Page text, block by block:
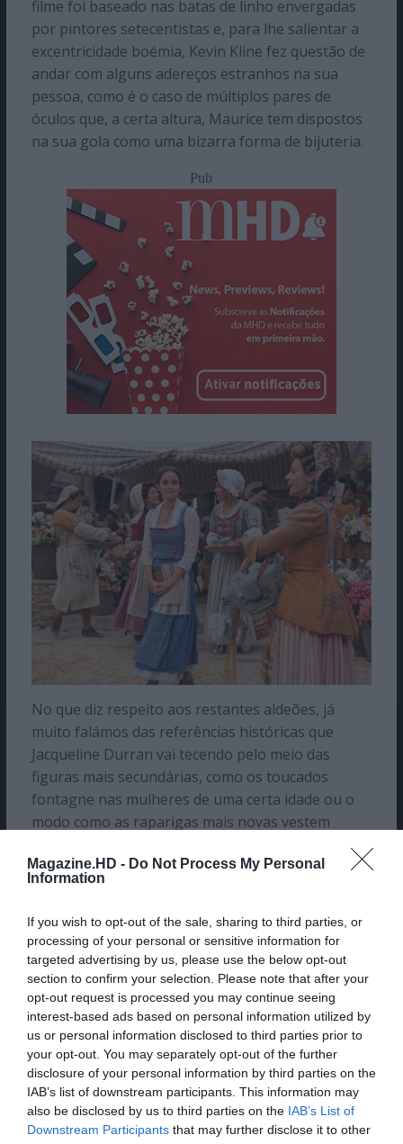
Magazine.HD - Do Not Process My Personal
Information
If you wish to opt-out of the sale, sharing to third parties, or
processing of your personal or sensitive information for
targeted advertising by us, please use the below opt-out
section to confirm your selection. Please note that after your
opt-out request is processed you may continue seeing
interest-based ads based on personal information utilized by
us or personal information disclosed to third parties prior to
your opt-out. You may separately opt-out of the further
disclosure of your personal information by third parties on the
IAB’s list of downstream participants. This information may
also be disclosed by us to third parties on the IAB’s List of
Downstream Participants that may further disclose it to other
filme foi baseado nas batas de linho envergadas
por pintores setecentistas e, para lhe salientar a
excentricidade boémia, Kevin Kline fez questão de
andar com alguns adereços estranhos na sua
pessoa, como é o caso de múltiplos pares de
óculos que, a certa altura, Maurice tem dispostos
na sua gola como uma bizarra forma de bijuteria.
Pub
No que diz respeito aos restantes aldeões, já
muito falámos das referências históricas que
Jacqueline Durran vai tecendo pelo meio das
figuras mais secundárias, como os toucados
fontagne nas mulheres de uma certa idade ou o
modo como as raparigas mais novas vestem
estilos mais apropriados para a segunda metade
do século XVIII como modo de distinguir as
gerações. Contudo, existem ainda duas
refere-se ao modo como o casting do filme fez
questão de incluir diversidade racial neste conto-
de-fadas híper popular e de como Durran fez
escolhas cromáticas apropriadas que tornam a
população numa elegante visão de harmonia
bucólica.
Lê Também:
Vaiana, a animação da Pixar
nomeada ao Óscar, chega este